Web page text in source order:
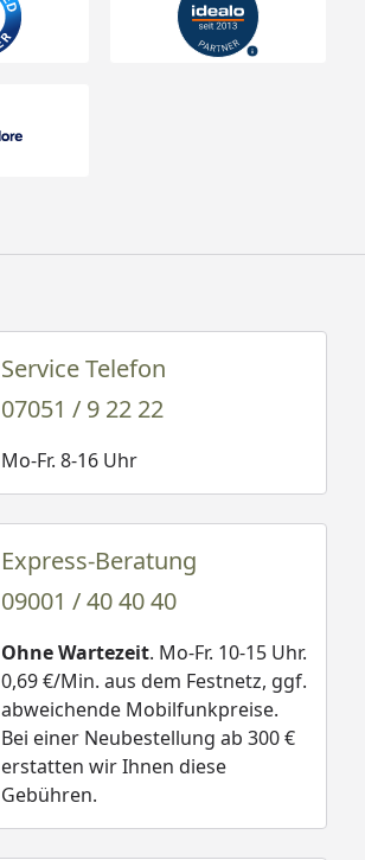
Service Telefon
07051 / 9 22 22
Mo-Fr. 8-16 Uhr
Express-Beratung
09001 / 40 40 40
Ohne Wartezeit. Mo-Fr. 10-15 Uhr.
0,69 €/Min. aus dem Festnetz, ggf.
abweichende Mobilfunkpreise.
Bei einer Neubestellung ab 300 €
erstatten wir Ihnen diese
Gebühren.